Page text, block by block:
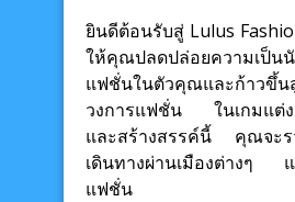
ยินดีต้อนรับสู่ Lulus
ให้คุณปลดปล่อยความเป็น
แฟชั่นในตัวคุณและก้าวขึ้น
วงการแฟชั่น ในเกมแต่
และสร้างสรรค์นี้ คุณจะร
เดินทางผ่านเมืองต่างๆ แ
แฟชั่น